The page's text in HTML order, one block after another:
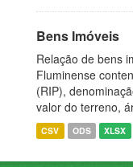
Bens Imóveis
Relação de bens
Fluminense
(RIP),
valor do terreno,
CSV ODS XLSX